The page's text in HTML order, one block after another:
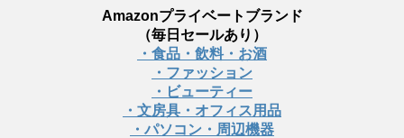
Amazonプライベートブランド
（毎日セールあり）
・食品・飲料・お酒
・ファッション
・ビューティー
・文房具・オフィス用品
・パソコン・周辺機器